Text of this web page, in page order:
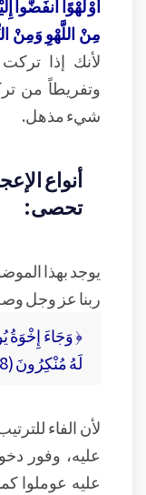
أَوْ لَهْوًا انفَضُّوا
مِنْ اللَّهْوِ وَمِنْ
لأنك إذا
وتفريطاً من
شيء مذهل.
أنواع
تحصى:
يوجد بهذا
ربنا عز وجل
﴿ وَجَاءَ
لَهُ مُنْكِرُونَ (58)﴾
لأن الفاء
عليه، وفور
عليه عوملوا